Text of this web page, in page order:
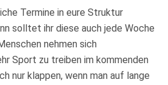
Termine in eure Struktur
solltet ihr diese auch jede Woche
nehmen sich
Sport zu treiben im kommenden
nur klappen, wenn man auf lange